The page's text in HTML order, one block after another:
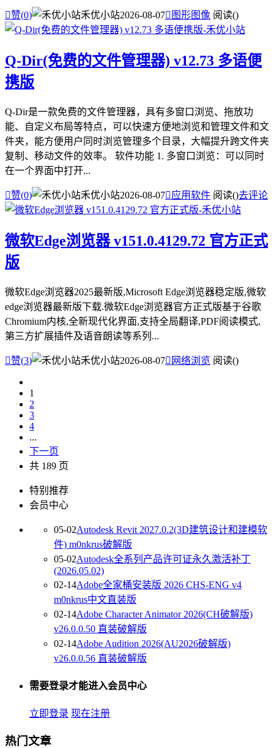
赞(0) 禾优小站2026-08-07 图形图像 阅读()
Q-Dir(免费的文件管理器) v12.73 多语便
携版
Q-Dir是一款免费的文件管理器，具有多窗口浏览、拖放功
能、自定义布局等特点，可以快速方便地浏览和管理文件和文
件夹，能方便用户同时浏览管理多个目录，大幅提升跨文件夹
复制、移动文件的效率。 软件功能 1. 多窗口浏览：可以同时
在一个界面中打开...
赞(0) 禾优小站2026-08-07应用软件 阅读()去评论
微软Edge浏览器 v151.0.4129.72 官方正式
版
微软Edge浏览器2025最新版,Microsoft Edge浏览器稳定版,微软
edge浏览器最新版下载.微软Edge浏览器官方正式版基于谷歌
Chromium内核,全新现代化界面,支持全局翻译,PDF阅读模式,
第三方扩展插件及语音朗读等系列...
赞(3) 禾优小站2026-08-07 网络浏览 阅读()
1
2
3
4
...
下一页
共 189 页
特别推荐
会员中心
05-02Autodesk Revit 2027.0.2(3D建筑设计和建模软
件) m0nkrus破解版
05-02Autodesk全系列产品许可证永久激活补丁
(2026.05.02)
02-14Adobe全家桶安装版 2026 CHS-ENG v4
m0nkrus中文直装版
02-14Adobe Character Animator 2026(CH破解版)
v26.0.0.50 直装破解版
02-14Adobe Audition 2026(AU2026破解版)
v26.0.0.56 直装破解版
需要登录才能进入会员中心
立即登录 现在注册
热门文章